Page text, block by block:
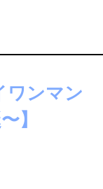
ワンマン
】